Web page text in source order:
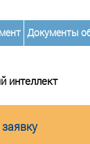
Документы
интеллект